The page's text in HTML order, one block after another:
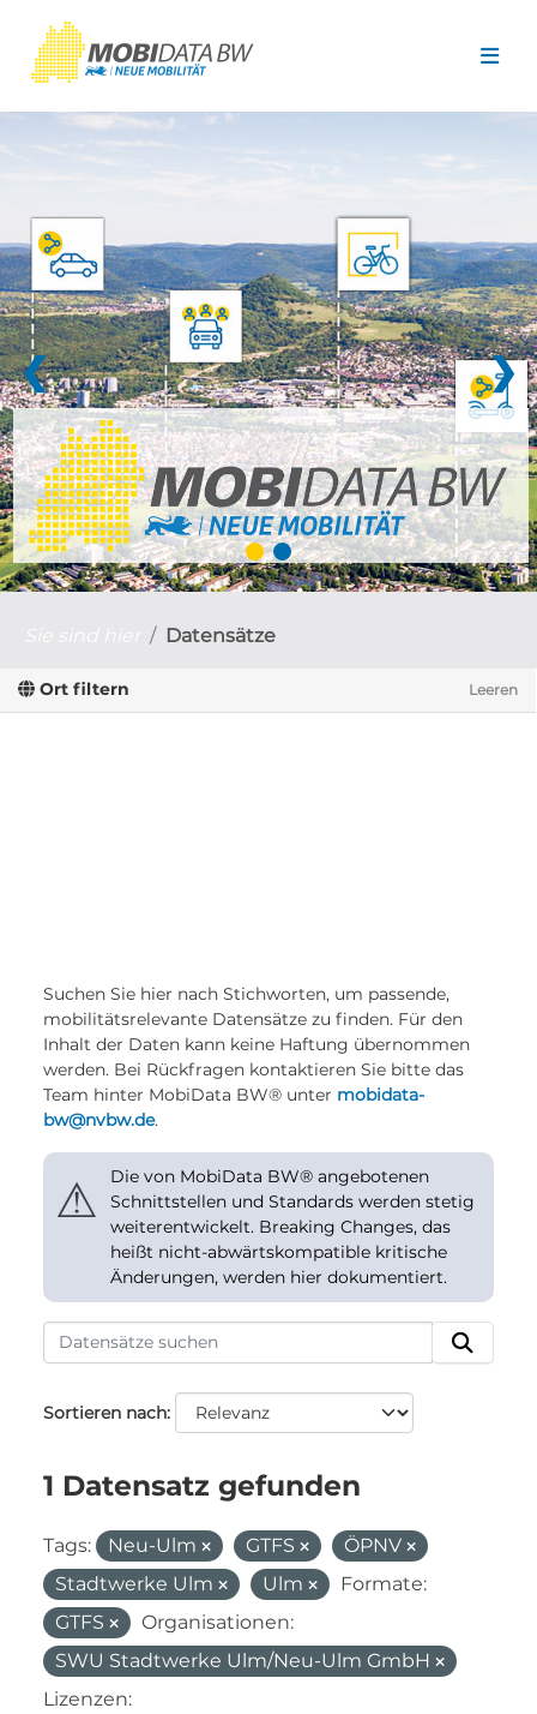
❮ ❯
Datensätze
Ort filtern Leeren
Suchen Sie hier nach Stichworten, um passende,
mobilitätsrelevante Datensätze zu finden. Für den
Inhalt der Daten kann keine Haftung übernommen
werden. Bei Rückfragen kontaktieren Sie bitte das
Team hinter MobiData BW® unter mobidata-
bw@nvbw.de.
⚠
Die von MobiData BW® angebotenen
Schnittstellen und Standards werden stetig
weiterentwickelt. Breaking Changes, das
heißt nicht-abwärtskompatible kritische
Änderungen, werden hier dokumentiert.
Sortieren nach
1 Datensatz gefunden
Tags: Neu-Ulm GTFS
ÖPNV
Stadtwerke Ulm
Ulm
Formate:
GTFS
Organisationen:
SWU Stadtwerke Ulm/Neu-Ulm GmbH
Lizenzen: